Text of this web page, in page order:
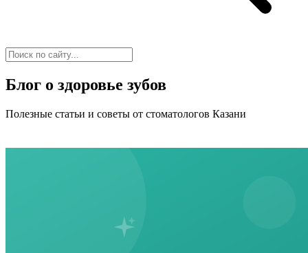
Блог о здоровье зубов
Полезные статьи и советы от стоматологов Казани